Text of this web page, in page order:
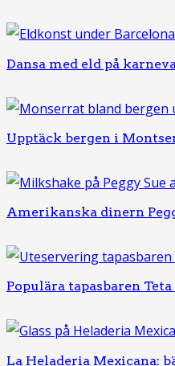
Dansa med eld på
Upptäck bergen i
Amerikanska dinern
Populära tapasbaren
La Heladeria Mexicana: